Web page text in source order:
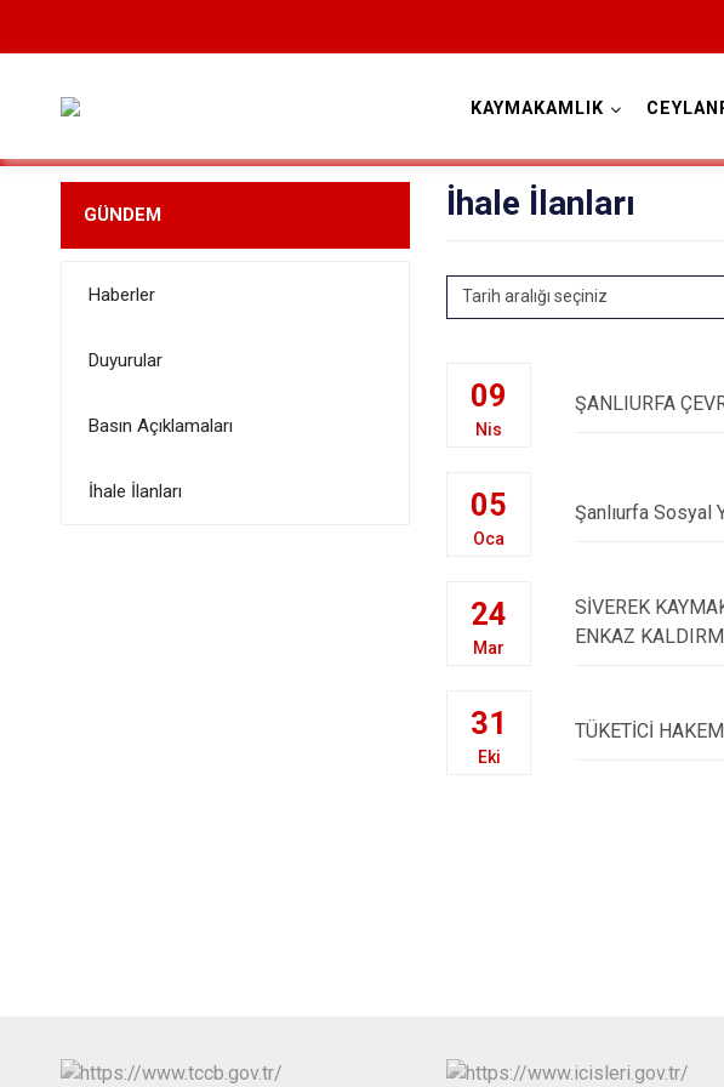
KAYMAKAMLIK
GÜNDEM
Haberler
Duyurular
Basın Açıklamaları
İhale İlanları
İhale İlanları
Tarih aralığı seçiniz
09
Nis
ŞANLIURFA
05
Oca
Şanlıurfa Sosyal
24
Mar
SİVEREK
ENKAZ
31
Eki
TÜKETİCİ